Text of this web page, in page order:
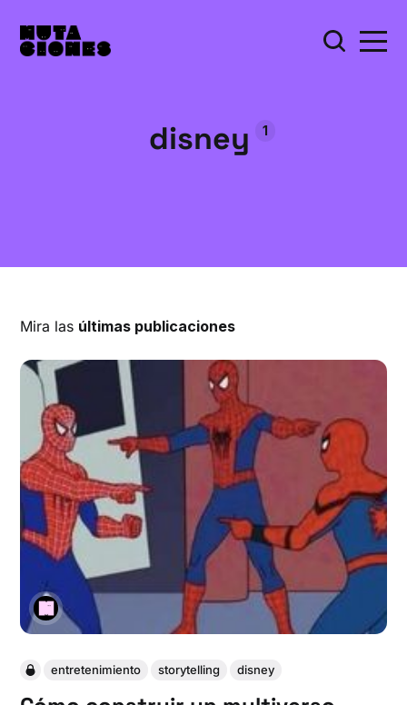
disney 1
Mira las últimas publicaciones
entretenimiento storytelling disney